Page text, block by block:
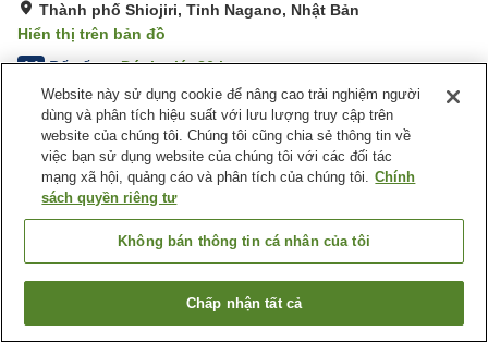
Thành phố Shiojiri, Tỉnh Nagano, Nhật Bản
Hiển thị trên bản đồ
4.1 Rất tốt Đánh giá:86lượt
Tiện nghi chỗ nghỉ
Bãi đỗ xe
Spa / Salon
Nhà hàng
Máy bán hàng tự động
Nhật Bản Tỉnh Nagano
Thành phố Shiojiri
Hotel Route Inn Shiojiri Kita Inter
Tìm phòng trống
Website này sử dụng cookie để nâng cao trải nghiệm người
dùng và phân tích hiệu suất với lưu lượng truy cập trên
website của chúng tôi. Chúng tôi cũng chia sẻ thông tin về
việc bạn sử dụng website của chúng tôi với các đối tác
mạng xã hội, quảng cáo và phân tích của chúng tôi. Chính
sách quyền riêng tư
Không bán thông tin cá nhân của tôi
Chấp nhận tất cả